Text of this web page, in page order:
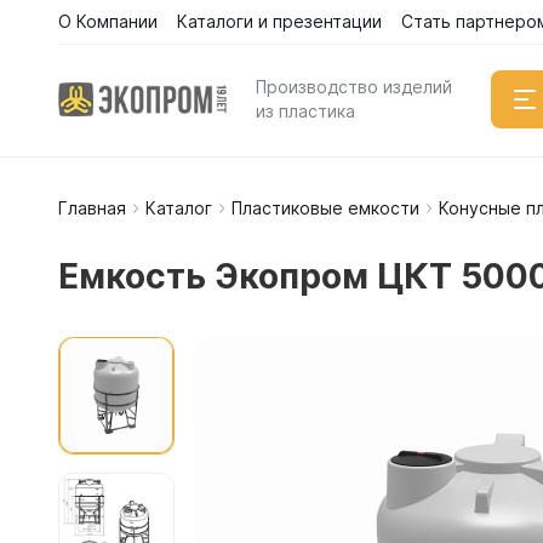
О Компании Каталоги и презентации Стать
Производство изделий
из пластика
Емкости
Емкости
Емкости
Главная Каталог Пластиковые емкости Конусные
Емкость Экопром ЦКТ